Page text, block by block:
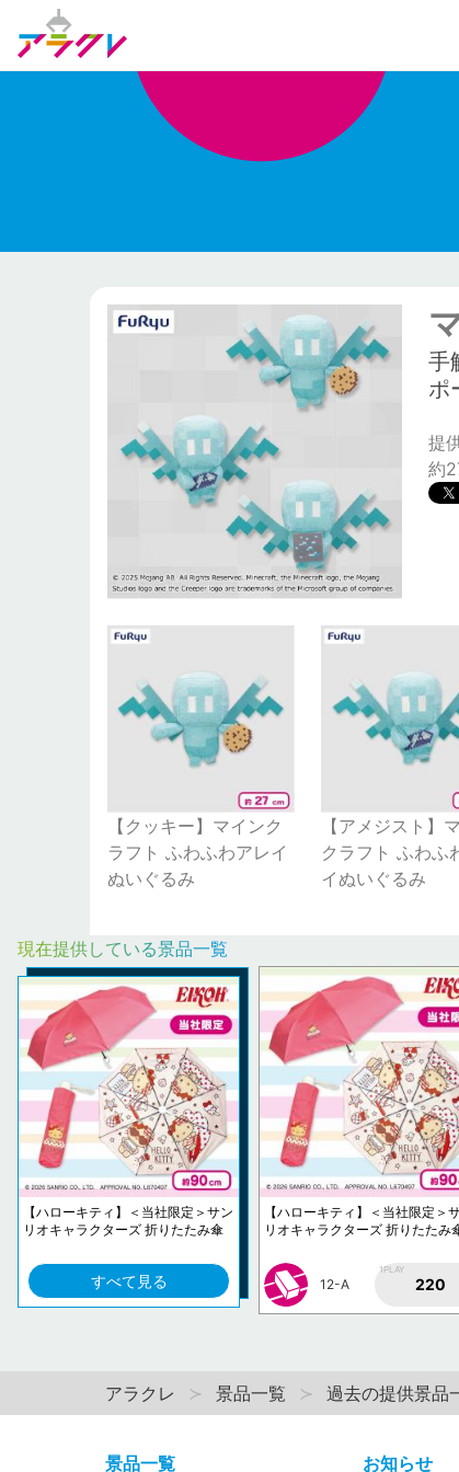
手
ポ
提
約
【クッキー】マインク
ラフト ふわふわアレイ
ぬいぐるみ
【アメジスト】
クラフト ふわふ
イぬいぐるみ
現在提供している景品一覧
【ハローキティ】＜当社限定＞サン
リオキャラクターズ 折りたたみ傘
すべて見る
【ハローキティ】＜当社限定＞
リオキャラクターズ 折りたたみ
12-A
1PLAY
220
アラクレ 景品一覧 過去の提供景品
景品一覧 お知らせ